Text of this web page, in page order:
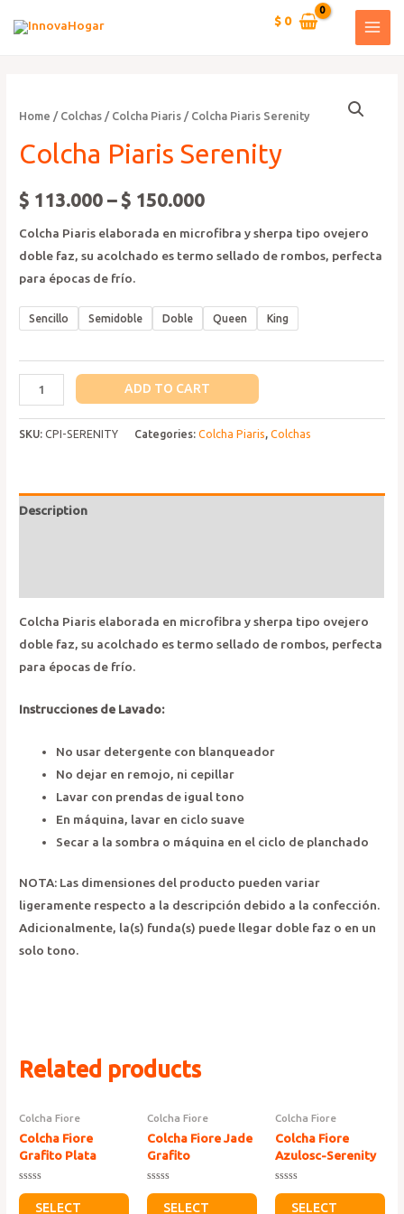
$ 0
Home / Colchas / Colcha Piaris / Colcha Piaris Serenity
Colcha Piaris Serenity
$ 113.000 –$ 150.000
Colcha Piaris elaborada en microfibra y sherpa tipo ovejero
doble faz, su acolchado es termo sellado de rombos, perfecta
para épocas de frío.
Sencillo Semidoble Doble Queen King
Colcha
Piaris
Serenity
ADD TO CART
SKU:CPI-SERENITY Categories:Colcha Piaris,Colchas
Description
Colcha Piaris elaborada en microfibra y sherpa tipo ovejero
doble faz, su acolchado es termo sellado de rombos, perfecta
para épocas de frío.
Instrucciones de Lavado:
No usar detergente con blanqueador
No dejar en remojo, ni cepillar
Lavar con prendas de igual tono
En máquina, lavar en ciclo suave
Secar a la sombra o máquina en el ciclo de planchado
NOTA: Las dimensiones del producto pueden variar
ligeramente respecto a la descripción debido a la confección.
Adicionalmente, la(s) funda(s) puede llegar doble faz o en un
solo tono.
Related products
Colcha Fiore
Colcha Fiore
Grafito Plata
Rated
0
SELECT
Colcha Fiore
Colcha Fiore Jade
Grafito
Rated
0
SELECT
Colcha Fiore
Colcha Fiore
Azulosc-Serenity
Rated
0
SELECT